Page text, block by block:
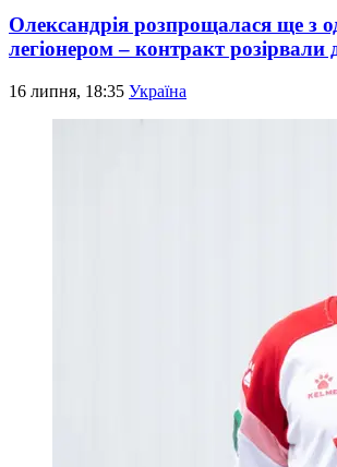
Олександрія розпрощалася ще з
легіонером – контракт розірвали
16 липня, 18:35 Україна